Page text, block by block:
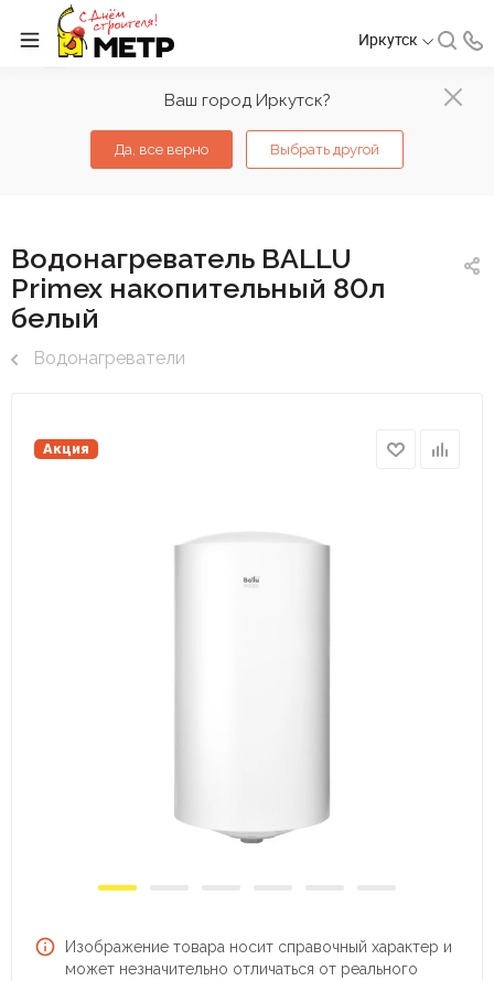
Ваш город Иркутск?
Да, все верно Выбрать другой
Иркутск
Водонагреватель BALLU
Primex накопительный 80л
белый
Водонагреватели
Акция
Изображение товара носит справочный характер и
может незначительно отличаться от реального